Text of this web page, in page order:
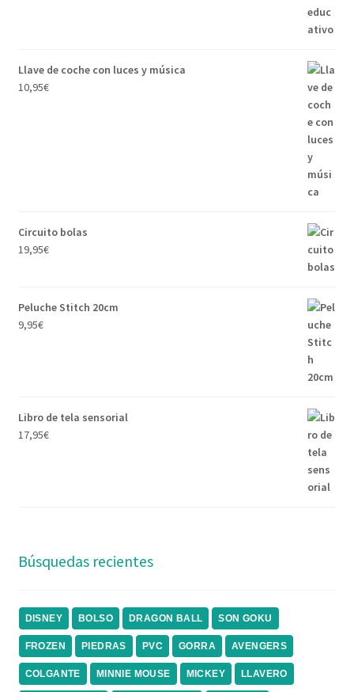
Llave de coche con luces y música
10,95€
Circuito bolas
19,95€
Peluche Stitch 20cm
9,95€
Libro de tela sensorial
17,95€
Búsquedas recientes
DISNEY BOLSO DRAGON BALL SON GOKU
FROZEN PIEDRAS PVC GORRA AVENGERS
COLGANTE MINNIE MOUSE MICKEY LLAVERO